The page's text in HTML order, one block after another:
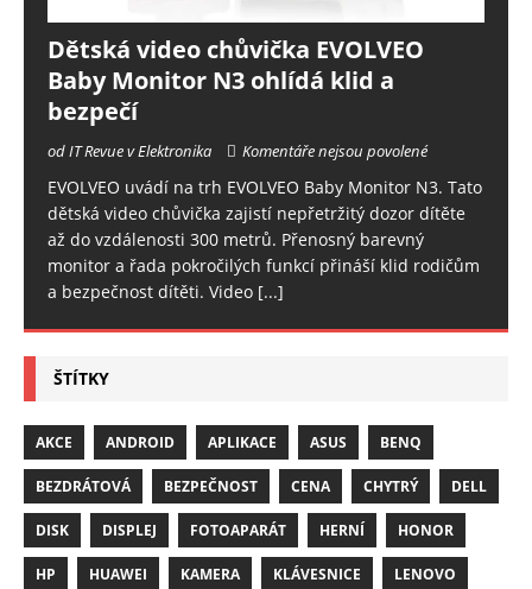
Dětská video chůvička EVOLVEO
Baby Monitor N3 ohlídá klid a
bezpečí
od IT Revue v Elektronika Komentáře nejsou povolené
EVOLVEO uvádí na trh EVOLVEO Baby Monitor N3. Tato
dětská video chůvička zajistí nepřetržitý dozor dítěte
až do vzdálenosti 300 metrů. Přenosný barevný
monitor a řada pokročilých funkcí přináší klid rodičům
a bezpečnost dítěti. Video [...]
ŠTÍTKY
AKCE ANDROID APLIKACE ASUS BENQ
BEZDRÁTOVÁ BEZPEČNOST CENA CHYTRÝ DELL
DISK DISPLEJ FOTOAPARÁT HERNÍ HONOR
HP HUAWEI KAMERA KLÁVESNICE LENOVO